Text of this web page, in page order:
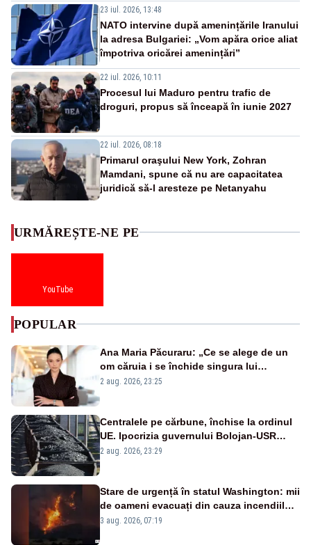
23 iul. 2026, 13:48
NATO intervine după amenințările Iranului
la adresa Bulgariei: „Vom apăra orice aliat
împotriva oricărei amenințări”
22 iul. 2026, 10:11
Procesul lui Maduro pentru trafic de
droguri, propus să înceapă în iunie 2027
22 iul. 2026, 08:18
Primarul oraşului New York, Zohran
Mamdani, spune că nu are capacitatea
juridică să-l aresteze pe Netanyahu
URMĂREȘTE-NE PE
YouTube
POPULAR
Ana Maria Păcuraru: „Ce se alege de un
om căruia i se închide singura lui
portiță?”
2 aug. 2026, 23:25
Centralele pe cărbune, închise la ordinul
UE. Ipocrizia guvernului Bolojan-USR
după starea de alertă
2 aug. 2026, 23:29
Stare de urgență în statul Washington: mii
de oameni evacuați din cauza incendiilor
puternice de vegetație
3 aug. 2026, 07:19